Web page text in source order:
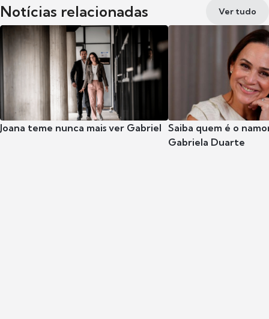
Notícias relacionadas Ver tudo
Joana teme nunca mais ver Gabriel Saiba quem é o
Gabriela Duarte